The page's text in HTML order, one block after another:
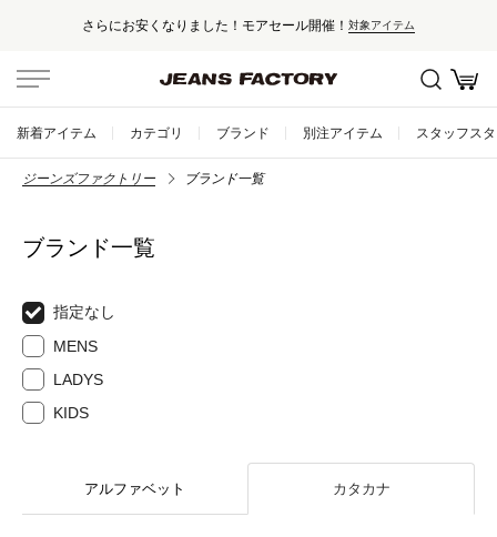
さらにお安くなりました！モアセール開催！ 対象アイテム
新着アイテム カテゴリ ブランド 別注アイテム スタッフス
ジーンズファクトリー ブランド一覧
ブランド一覧
指定なし
MENS
LADYS
KIDS
アルファベット カタカナ